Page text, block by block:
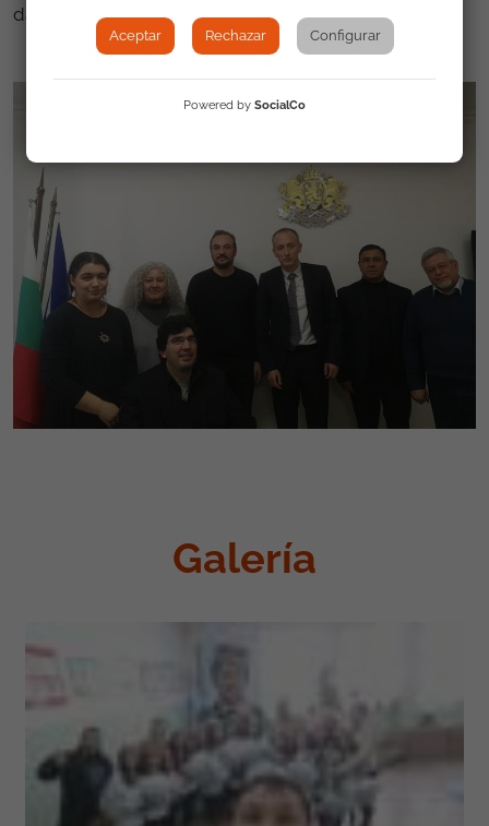
datos que se puedan extraer de esta.
Galería
Aceptar Rechazar Configurar
Powered by SocialCo